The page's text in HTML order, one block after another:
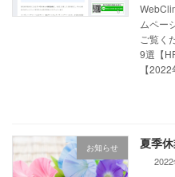
ムペー
ご覧く
9選【
【
お知らせ 夏季